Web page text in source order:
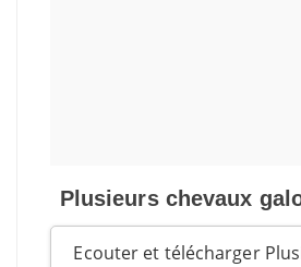
Plusieurs chevaux
Ecouter et télécharger